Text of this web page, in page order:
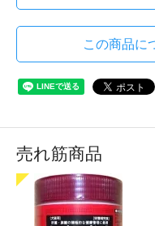
この商品に
売れ筋商品